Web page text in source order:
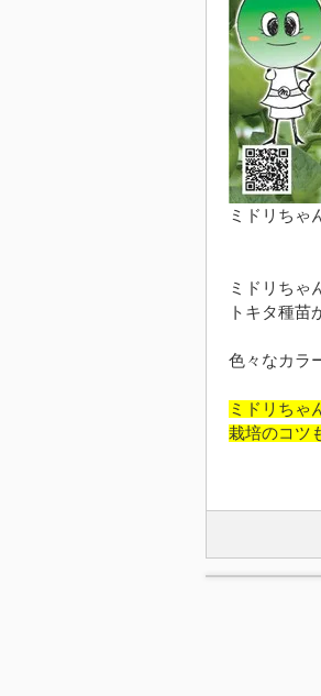
ミドリちゃ
ミドリちゃ
トキタ種苗
色々なカラ
ミドリちゃ
栽培のコツ